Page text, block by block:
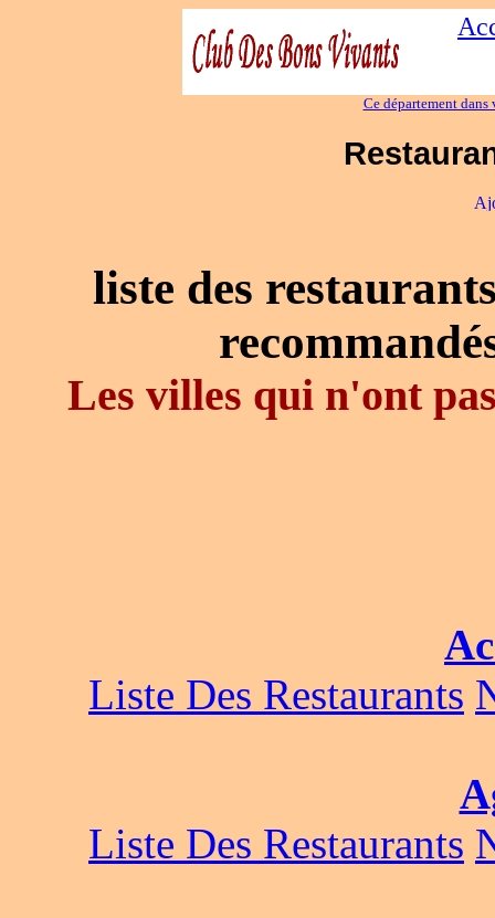
Ce département dans
liste des
Les villes qui n'ont
Liste Des Restaurants
Liste Des Restaurants